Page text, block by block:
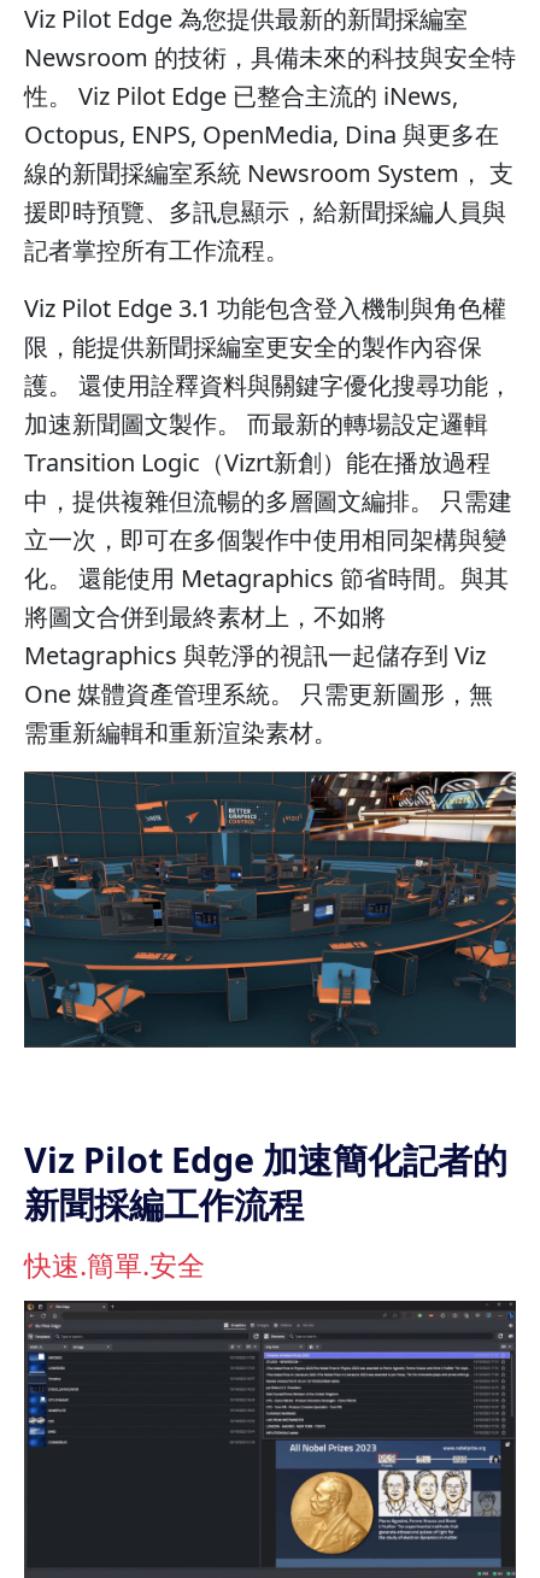
Viz Pilot Edge 為您提供最新的新聞採編室
Newsroom 的技術，具備未來的科技與安全特
性。 Viz Pilot Edge 已整合主流的 iNews,
Octopus, ENPS, OpenMedia, Dina 與更多在
線的新聞採編室系統 Newsroom System， 支
援即時預覽、多訊息顯示，給新聞採編人員與
記者掌控所有工作流程。
Viz Pilot Edge 3.1 功能包含登入機制與角色權
限，能提供新聞採編室更安全的製作內容保
護。 還使用詮釋資料與關鍵字優化搜尋功能，
加速新聞圖文製作。 而最新的轉場設定邏輯
Transition Logic（Vizrt新創）能在播放過程
中，提供複雜但流暢的多層圖文編排。 只需建
立一次，即可在多個製作中使用相同架構與變
化。 還能使用 Metagraphics 節省時間。與其
將圖文合併到最終素材上，不如將
Metagraphics 與乾淨的視訊一起儲存到 Viz
One 媒體資產管理系統。 只需更新圖形，無
需重新編輯和重新渲染素材。
Viz Pilot Edge 加速簡化記者的
新聞採編工作流程
快速.簡單.安全